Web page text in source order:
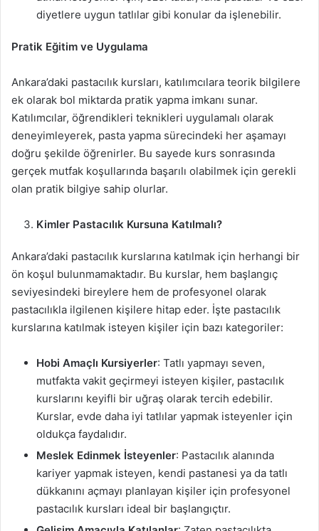
diyetlere uygun tatlılar gibi konular da işlenebilir.
Pratik Eğitim ve Uygulama
Ankara’daki pastacılık kursları, katılımcılara teorik bilgilere
ek olarak bol miktarda pratik yapma imkanı sunar.
Katılımcılar, öğrendikleri teknikleri uygulamalı olarak
deneyimleyerek, pasta yapma sürecindeki her aşamayı
doğru şekilde öğrenirler. Bu sayede kurs sonrasında
gerçek mutfak koşullarında başarılı olabilmek için gerekli
olan pratik bilgiye sahip olurlar.
Kimler Pastacılık Kursuna Katılmalı?
Ankara’daki pastacılık kurslarına katılmak için herhangi bir
ön koşul bulunmamaktadır. Bu kurslar, hem başlangıç
seviyesindeki bireylere hem de profesyonel olarak
pastacılıkla ilgilenen kişilere hitap eder. İşte pastacılık
kurslarına katılmak isteyen kişiler için bazı kategoriler:
Hobi Amaçlı Kursiyerler: Tatlı yapmayı seven,
mutfakta vakit geçirmeyi isteyen kişiler, pastacılık
kurslarını keyifli bir uğraş olarak tercih edebilir.
Kurslar, evde daha iyi tatlılar yapmak isteyenler için
oldukça faydalıdır.
Meslek Edinmek İsteyenler: Pastacılık alanında
kariyer yapmak isteyen, kendi pastanesi ya da tatlı
dükkanını açmayı planlayan kişiler için profesyonel
pastacılık kursları ideal bir başlangıçtır.